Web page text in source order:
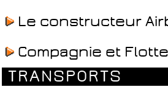
Le constructeur
Compagnie et
TRANSPORTS